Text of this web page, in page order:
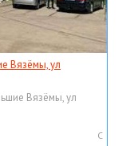
Вязёмы, ул
Вязёмы, ул
C